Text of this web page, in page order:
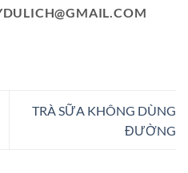
TRÀ SỮA KHÔNG DÙNG
ĐƯỜNG